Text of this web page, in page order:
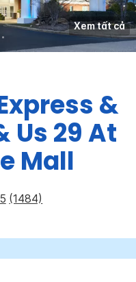
Xem tất cả
&
Us 29 At
Mall
(1484)